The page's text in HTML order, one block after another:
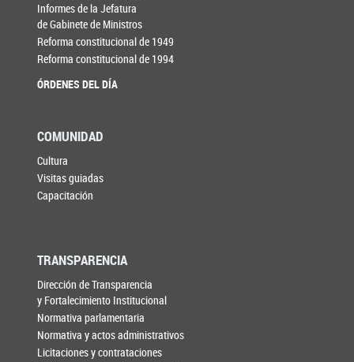
Informes de la Jefatura
de Gabinete de Ministros
Reforma constitucional de 1949
Reforma constitucional de 1994
ÓRDENES DEL DÍA
COMUNIDAD
Cultura
Visitas guiadas
Capacitación
TRANSPARENCIA
Dirección de Transparencia
y Fortalecimiento Institucional
Normativa parlamentaria
Normativa y actos administrativos
Licitaciones y contrataciones